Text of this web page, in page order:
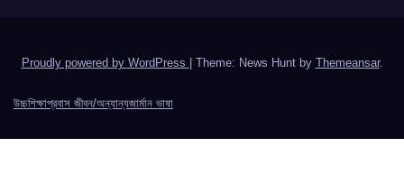
Proudly powered by WordPress Theme: News Hunt by Themeansar.
উচ্চশিক্ষাপ্রবাস জীবন/অন্যান্যজার্মান ভাষা